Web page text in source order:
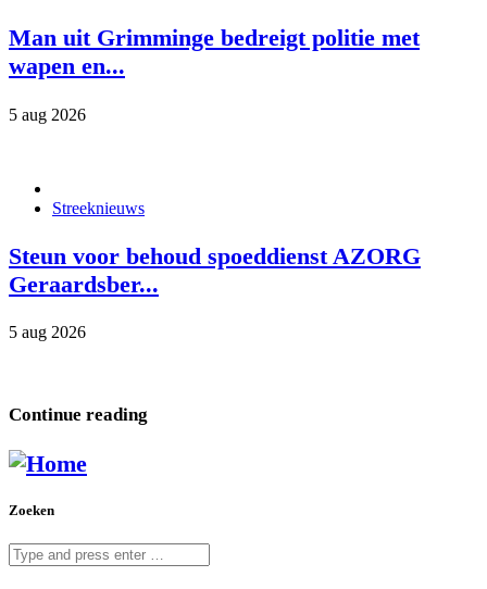
Man uit Grimminge bedreigt politie met
wapen en...
5 aug 2026
Streeknieuws
Steun voor behoud spoeddienst AZORG
Geraardsber...
5 aug 2026
Continue reading
Zoeken